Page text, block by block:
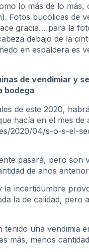
lo más de lo
Fotos bucólicas de
gracia… para la
debajo de la
en espaldera es
de vendimiar y
bodega
de este 2020,
hacía en el mes
2020/04/s-o-s-el-
pasará, pero son
de años
incertidumbre
la de calidad,
tenido una vendimia
más, menos